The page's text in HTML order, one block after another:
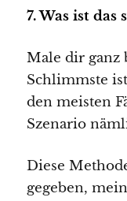
7. Was ist das
Male dir ganz
Schlimmste
den meisten
Szenario
Diese
gegeben,